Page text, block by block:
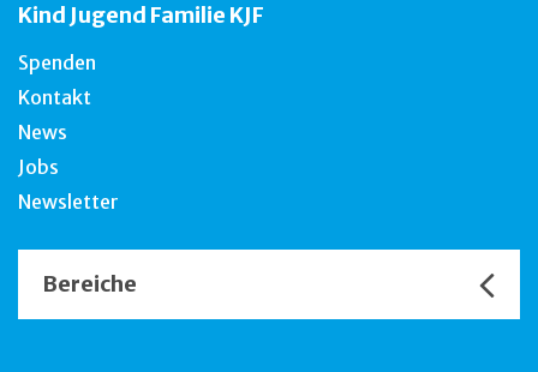
Kind Jugend Familie KJF
Spenden
Kontakt
News
Jobs
Newsletter
Bereiche